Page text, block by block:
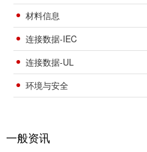
材料信息
连接数据-IEC
连接数据-UL
环境与安全
一般资讯